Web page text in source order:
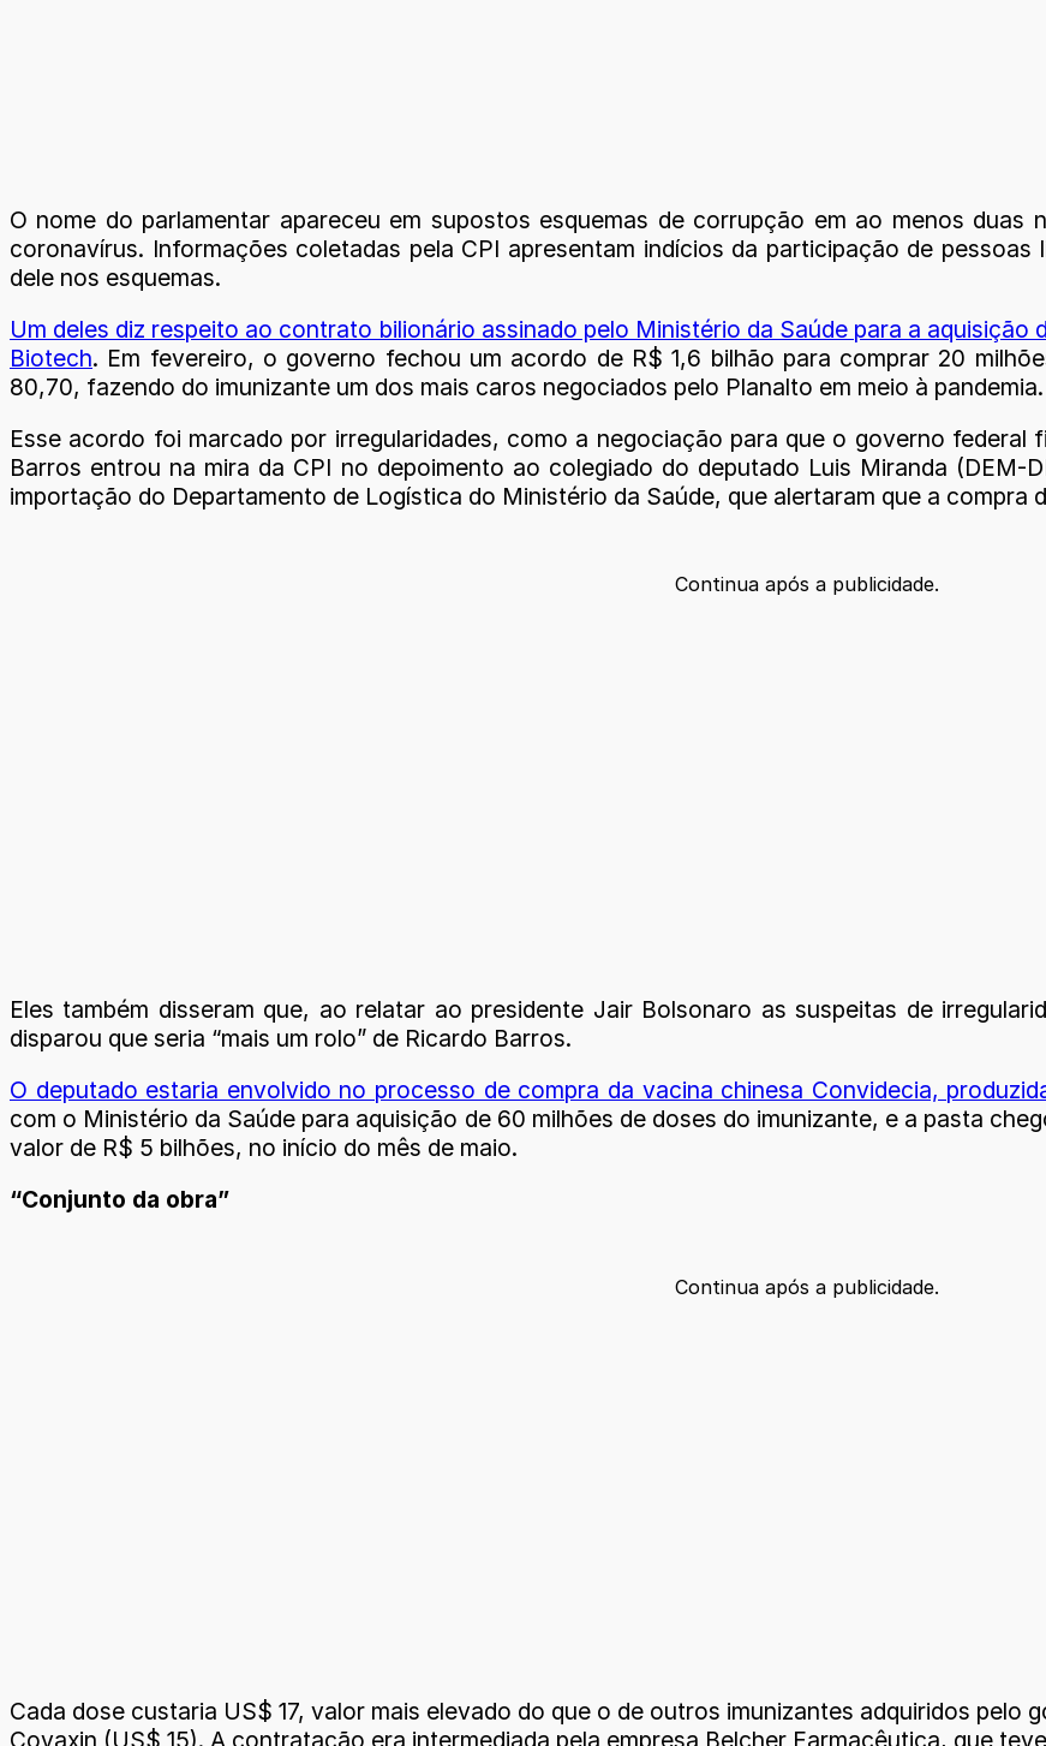
O nome do parlamentar apareceu em supostos esquemas de corrupção em ao menos
coronavírus. Informações coletadas pela CPI apresentam indícios da participação de
dele nos esquemas.
Um deles diz respeito ao contrato bilionário assinado pelo Ministério da Saúde para a
Biotech. Em fevereiro, o governo fechou um acordo de R$ 1,6 bilhão para comprar 20
80,70, fazendo do imunizante um dos mais caros negociados pelo Planalto em meio à pandemia.
Esse acordo foi marcado por irregularidades, como a negociação para que o governo federal
Barros entrou na mira da CPI no depoimento ao colegiado do deputado Luis Miranda
importação do Departamento de Logística do Ministério da Saúde, que alertaram que a compra
Continua após a publicidade.
Eles também disseram que, ao relatar ao presidente Jair Bolsonaro as suspeitas de
disparou que seria “mais um rolo” de Ricardo Barros.
O deputado estaria envolvido no processo de compra da vacina chinesa Convidecia,
com o Ministério da Saúde para aquisição de 60 milhões de doses do imunizante, e a pasta
valor de R$ 5 bilhões, no início do mês de maio.
“Conjunto da obra”
Continua após a publicidade.
Cada dose custaria US$ 17, valor mais elevado do que o de outros imunizantes adquiridos pelo